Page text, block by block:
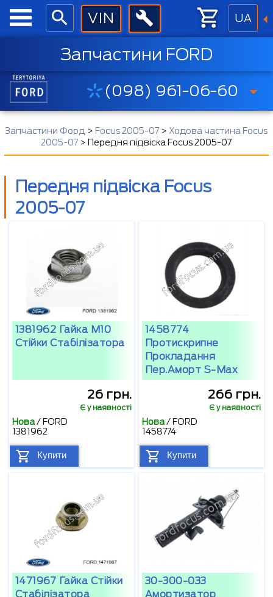
UA
Запчастини FORD
(098) 961-06-60
Запчастини Форд > Focus 2005-07 > Ходова частина Focus
2005-07 > Передня підвіска Focus 2005-07
Передня підвіска Focus
2005-07
1381962 Гайка М10
Стійки Стабілізатора
26 грн.
Є у наявності
Нова/ FORD
1381962
Купити
1458774
Протискрипне
Прокладання
Пер.аморт S-Max
266 грн.
Є у наявності
Нова/ FORD
1458774
Купити
1471967 Гайка Стійки
Стабілізатора
30-300-033
Амортизатор